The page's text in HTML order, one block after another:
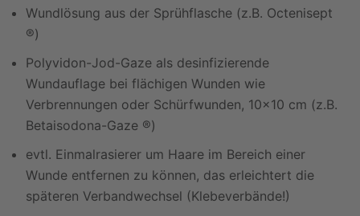
Wundlösung aus der Sprühflasche (z.B. Octenisept
®)
Polyvidon-Jod-Gaze als desinfizierende
Wundauflage bei flächigen Wunden wie
Verbrennungen oder Schürfwunden, 10x10 cm (z.B.
Betaisodona-Gaze ®)
evtl. Einmalrasierer um Haare im Bereich einer
Wunde entfernen zu können, das erleichtert die
späteren Verbandwechsel (Klebeverbände!)